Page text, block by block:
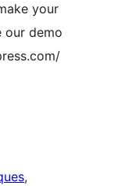
your
our demo